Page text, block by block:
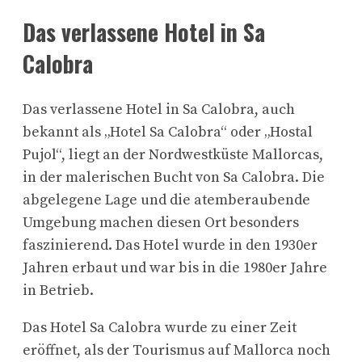
Das verlassene Hotel in Sa
Calobra
Das verlassene Hotel in Sa Calobra, auch
bekannt als „Hotel Sa Calobra“ oder „Hostal
Pujol“, liegt an der Nordwestküste Mallorcas,
in der malerischen Bucht von Sa Calobra. Die
abgelegene Lage und die atemberaubende
Umgebung machen diesen Ort besonders
faszinierend. Das Hotel wurde in den 1930er
Jahren erbaut und war bis in die 1980er Jahre
in Betrieb.
Das Hotel Sa Calobra wurde zu einer Zeit
eröffnet, als der Tourismus auf Mallorca noch